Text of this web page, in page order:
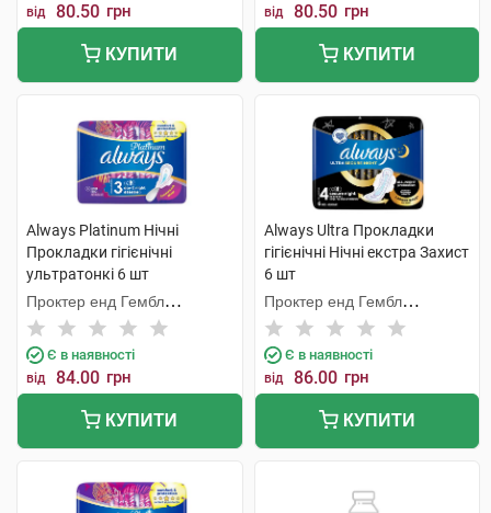
від 80.50 грн
КУПИТИ
від 80.50 грн
КУПИТИ
Always Platinum Нічні
Прокладки гігієнічні
ультратонкі 6 шт
Проктер енд Гембл
Мануфекчурінг
Є в наявності
від 84.00 грн
КУПИТИ
Always Ultra Прокладки
гігієнічні Нічні екстра Захист
6 шт
Проктер енд Гембл
Мануфекчурінг
Є в наявності
від 86.00 грн
КУПИТИ